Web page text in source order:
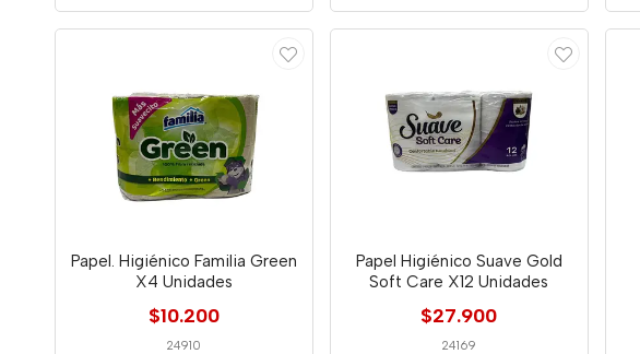
Papel. Higiénico Familia Green
X4 Unidades
$10.200
24910
Papel Higiénico Suave Gold
Soft Care X12 Unidades
$27.900
24169